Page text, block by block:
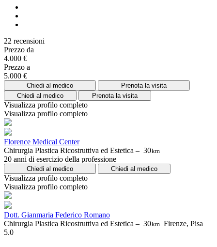
22 recensioni
Prezzo da
4.000 €
Prezzo a
5.000 €
Chiedi al medico
Prenota la visita
Chiedi al medico
Prenota la visita
Visualizza profilo completo
Visualizza profilo completo
Florence Medical Center
Chirurgia Plastica Ricostruttiva ed Estetica – 30km
20 anni di esercizio della professione
Chiedi al medico Chiedi al medico
Visualizza profilo completo
Visualizza profilo completo
Dott. Gianmaria Federico Romano
Chirurgia Plastica Ricostruttiva ed Estetica – 30km Firenze, Pisa
5.0